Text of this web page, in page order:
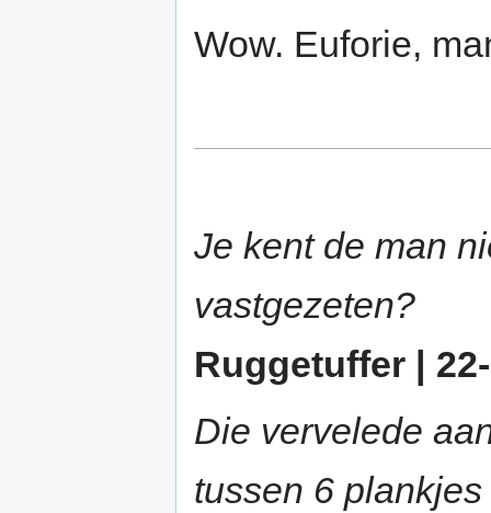
Wow. Euforie,
Je kent de man
vastgezeten?
Ruggetuffer |
Die vervelede
tussen 6